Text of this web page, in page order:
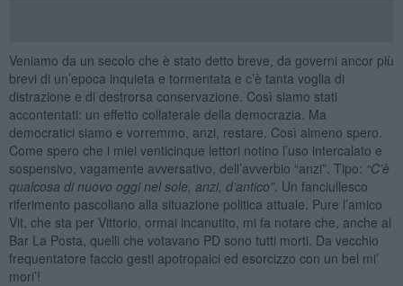
Veniamo da un secolo che è stato detto breve, da governi ancor più
brevi di un’epoca inquieta e tormentata e c’è tanta voglia di
distrazione e di destrorsa conservazione. Così siamo stati
accontentati: un effetto collaterale della democrazia. Ma
democratici siamo e vorremmo, anzi, restare. Così almeno spero.
Come spero che i miei venticinque lettori notino l’uso intercalato e
sospensivo, vagamente avversativo, dell’avverbio “anzi”. Tipo: “C’è
qualcosa di nuovo oggi nel sole, anzi, d’antico”. Un fanciullesco
riferimento pascoliano alla situazione politica attuale. Pure l’amico
Vit, che sta per Vittorio, ormai incanutito, mi fa notare che, anche al
Bar La Posta, quelli che votavano PD sono tutti morti. Da vecchio
frequentatore faccio gesti apotropaici ed esorcizzo con un bel mi’
mori’!